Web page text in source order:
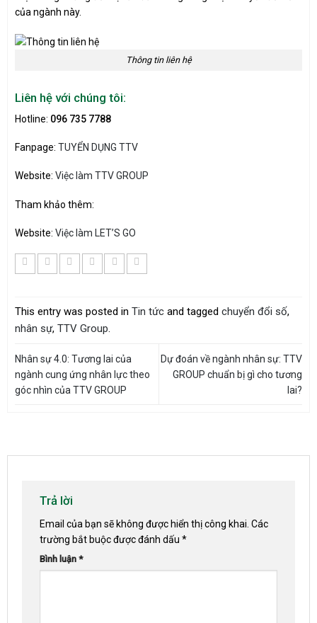
của ngành này.
Thông tin liên hệ
Liên hệ với chúng tôi:
Hotline: 096 735 7788
Fanpage: TUYỂN DỤNG TTV
Website: Việc làm TTV GROUP
Tham khảo thêm:
Website: Việc làm LET’S GO
This entry was posted in Tin tức and tagged chuyển đổi số,
nhân sự, TTV Group.
Nhân sự 4.0: Tương lai của
ngành cung ứng nhân lực theo
góc nhìn của TTV GROUP
Dự đoán về ngành nhân sự: TTV
GROUP chuẩn bị gì cho tương
lai?
Trả lời
Email của bạn sẽ không được hiển thị công khai. Các
trường bắt buộc được đánh dấu *
Bình luận *